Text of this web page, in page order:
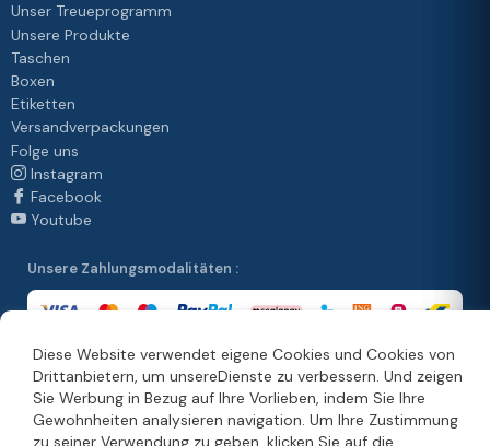
Diese Website verwendet eigene Cookies und Cookies von
Drittanbietern, um unsereDienste zu verbessern. Und zeigen
Sie Werbung in Bezug auf Ihre Vorlieben, indem Sie Ihre
Gewohnheiten analysieren navigation. Um Ihre Zustimmung
zu seiner Verwendung zu geben, klicken Sie auf die
Unser Treueprogramm
Unsere Produkte
Taschen
Boxen
Etiketten
Versandverpackungen
Folge uns
Instagram
Facebook
Youtube
Unsere Zahlungsmodalitäten :
Unsere Vertriebsmethoden :